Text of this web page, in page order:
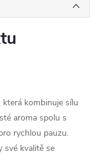
kombinuje sílu
aroma spolu s
rychlou pauzu.
své kvalitě se